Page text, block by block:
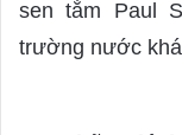
sen tắm Paul
trường nước